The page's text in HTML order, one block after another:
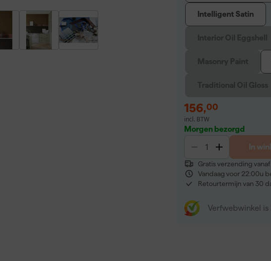
Intelligent Satin
156,00
incl. BTW
Morgen bezorgd
In
Gratis verzending
Vandaag voor 22:00u
Retourtermijn van 30
Verfwebwinkel is